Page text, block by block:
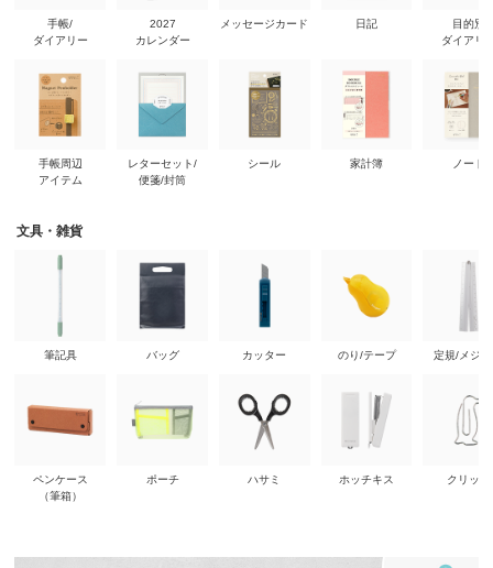
手帳/
ダイアリー
手帳周辺
アイテム
2027
カレンダー
レターセット/
便箋/封筒
メッセージカード
シール
日記
家計簿
目的別
ダイアリ
ノート
文具・雑貨
筆記具
ペンケース
（筆箱）
バッグ
ポーチ
カッター
ハサミ
のり/テープ
ホッチキス
定規/メジ
クリップ